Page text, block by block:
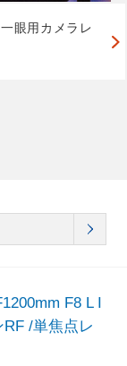
眼用カメラレ
F8 L I